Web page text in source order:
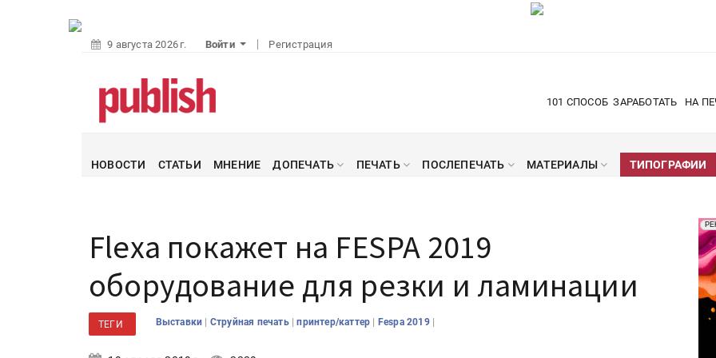
9 августа 2026 г. Войти Регистрация
101 СПОСОБ ЗАРАБОТАТЬ НА
НОВОСТИ СТАТЬИ МНЕНИЕ ДОПЕЧАТЬ ПЕЧАТЬ ПОСЛЕПЕЧАТЬ МАТЕРИАЛЫ ТИПОГРАФИИ
Flexa покажет на FESPA 2019
оборудование для резки и ламинации
ТЕГИ Выставки | Струйная печать |принтер/каттер | Fespa 2019 |